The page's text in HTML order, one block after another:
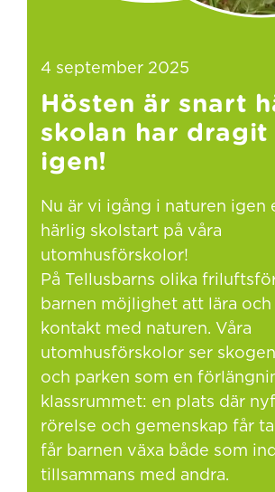
4 september 2025
Hösten är snart
skolan har dragit
igen!
Nu är vi igång i naturen igen
härlig skolstart på våra
utomhusförskolor!
På Tellusbarns olika
barnen möjlighet att lära och
kontakt med naturen. Våra
utomhusförskolor ser
och parken som en
klassrummet: en plats där
rörelse och gemenskap får
får barnen växa både som
tillsammans med andra.